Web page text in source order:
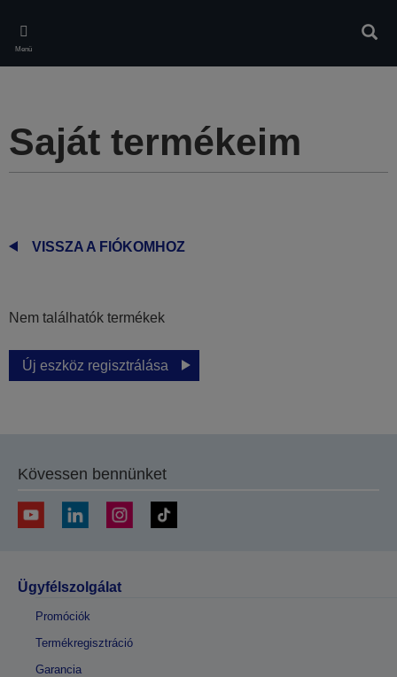
main
content
Menü
Saját termékeim
VISSZA A FIÓKOMHOZ
Nem találhatók termékek
Új eszköz regisztrálása
Kövessen bennünket
Ügyfélszolgálat
Promóciók
Termékregisztráció
Garancia